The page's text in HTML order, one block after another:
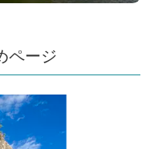
ページ